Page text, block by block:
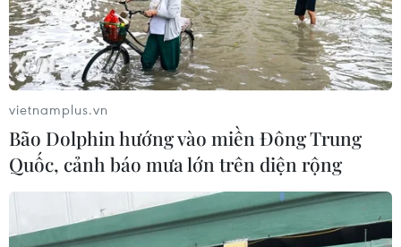
vietnamplus.vn
Bão Dolphin hướng vào miền Đông Trung
Quốc, cảnh báo mưa lớn trên diện rộng